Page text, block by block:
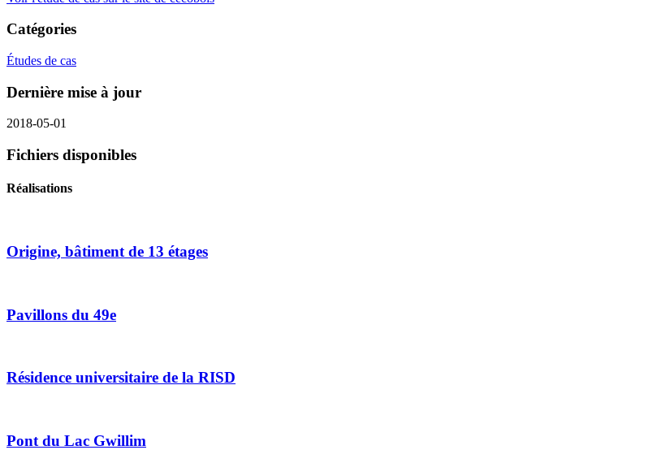
Catégories
Études de cas
Dernière mise à jour
2018-05-01
Fichiers disponibles
Réalisations
Origine, bâtiment de 13 étages
Pavillons du 49e
Résidence universitaire de la RISD
Pont du Lac Gwillim